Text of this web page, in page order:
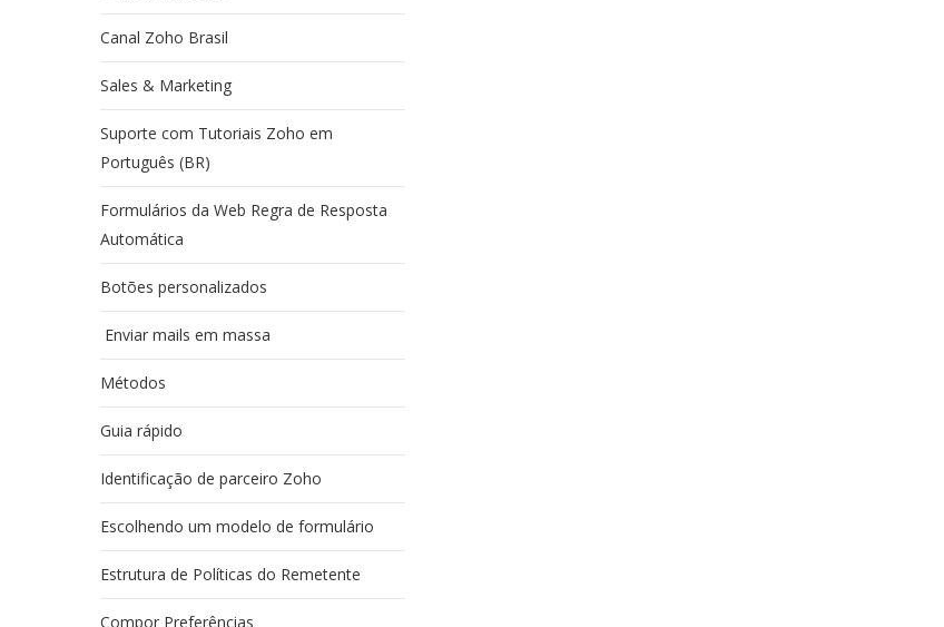
Canal Zoho Brasil
Sales & Marketing
Suporte com Tutoriais Zoho em
Português (BR)
Formulários da Web Regra de Resposta
Automática
Botões personalizados
Enviar mails em massa
Métodos
Guia rápido
Identificação de parceiro Zoho
Escolhendo um modelo de formulário
Estrutura de Políticas do Remetente
Compor Preferências